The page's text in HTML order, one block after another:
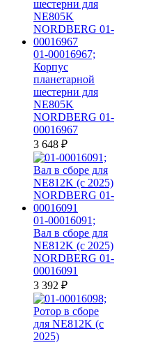
01-00016967;
Корпус
планетарной
шестерни для
NE805K
NORDBERG 01-
00016967
3 648 ₽
01-00016091;
Вал в сборе для
NE812K (c 2025)
NORDBERG 01-
00016091
3 392 ₽